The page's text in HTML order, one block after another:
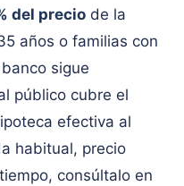
del precio de la
años o familias con
sigue
público cubre el
efectiva al
habitual, precio
consúltalo en